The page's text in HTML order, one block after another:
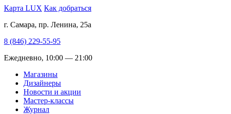
Карта LUX Как добраться
г. Самара, пр. Ленина, 25а
8 (846) 229-55-95
Ежедневно, 10:00 — 21:00
Магазины
Дизайнеры
Новости и акции
Мастер-классы
Журнал